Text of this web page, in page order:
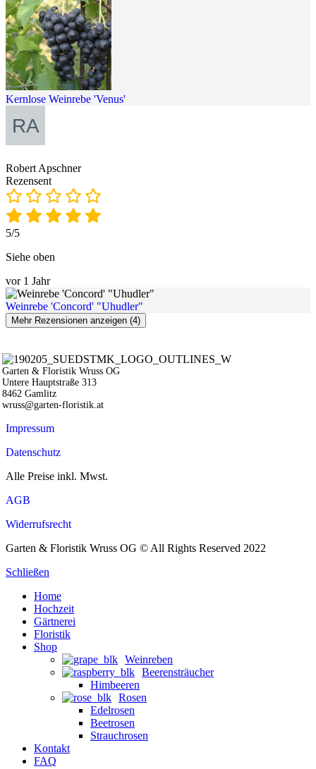
Kernlose Weinrebe 'Venus'
Robert Apschner
Rezensent
5/5
Siehe oben
vor 1 Jahr
Weinrebe 'Concord' "Uhudler"
Mehr Rezensionen anzeigen (4)
Garten & Floristik Wruss OG
Untere Hauptstraße 313
8462 Gamlitz
wruss@garten-floristik.at
Impressum
Datenschutz
Alle Preise inkl. Mwst.
AGB
Widerrufsrecht
Garten & Floristik Wruss OG © All Rights Reserved 2022
Schließen
Home
Hochzeit
Gärtnerei
Floristik
Shop
Weinreben
Beerensträucher
Himbeeren
Rosen
Edelrosen
Beetrosen
Strauchrosen
Kontakt
FAQ